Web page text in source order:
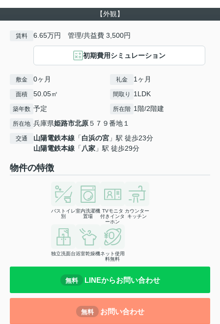
【外観】
賃料 6.65万円 管理/共益費 3,500円
初期費用シミュレーション
敷金 0ヶ月 礼金 1ヶ月
面積 50.05㎡ 間取り 1LDK
築年数 予定 所在階 1階/2階建
所在地 兵庫県姫路市北原５７９番地１
交通 山陽電鉄本線 「白浜の宮 」駅 徒歩23分
山陽電鉄本線 「八家 」駅 徒歩29分
物件の特徴
バストイレ
別
室内洗濯機
置場
TVモニタ
付きインタ
ーホン
カウンター
キッチン
独立洗面台浴室乾燥機ネット使用
料無料
無料 LINEからお問い合わせ
無料 お問い合わせ